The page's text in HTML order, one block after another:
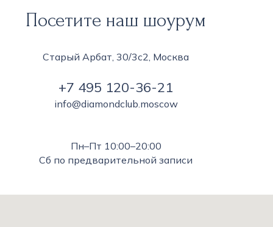
Посетите наш шоурум
Старый Арбат, 30/3с2, Москва
+7 495 120-36-21
info@diamondclub.moscow
Пн–Пт 10:00–20:00
Сб по предварительной записи